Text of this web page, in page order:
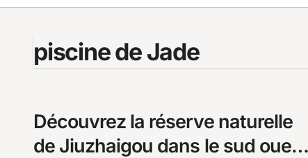
piscine de Jade
Découvrez la réserve naturelle
de Jiuzhaigou dans le sud ouest